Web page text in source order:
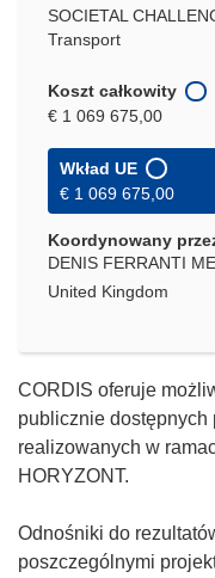
SOCIETAL
Transport
Koszt całkowity
€ 1 069 675,00
Wkład UE
€ 1 069 675,00
Koordynowany
DENIS FERRANTI
United Kingdom
CORDIS oferuje
publicznie
realizowanych w
HORYZONT.
Odnośniki do
poszczególnymi